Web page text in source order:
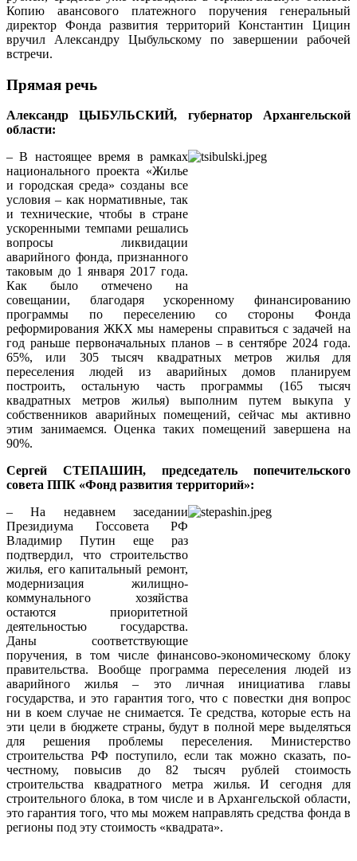
Копию авансового платежного поручения генеральный
директор Фонда развития территорий Константин Цицин
вручил Александру Цыбульскому по завершении рабочей
встречи.
Прямая речь
Александр ЦЫБУЛЬСКИЙ, губернатор Архангельской
области:
– В настоящее время в рамках
национального проекта «Жилье
и городская среда» созданы все
условия – как нормативные, так
и технические, чтобы в стране
ускоренными темпами решались
вопросы ликвидации
аварийного фонда, признанного
таковым до 1 января 2017 года.
Как было отмечено на
совещании, благодаря ускоренному финансированию
программы по переселению со стороны Фонда
реформирования ЖКХ мы намерены справиться с задачей на
год раньше первоначальных планов – в сентябре 2024 года.
65%, или 305 тысяч квадратных метров жилья для
переселения людей из аварийных домов планируем
построить, остальную часть программы (165 тысяч
квадратных метров жилья) выполним путем выкупа у
собственников аварийных помещений, сейчас мы активно
этим занимаемся. Оценка таких помещений завершена на
90%.
Сергей СТЕПАШИН, председатель попечительского
совета ППК «Фонд развития территорий»:
– На недавнем заседании
Президиума Госсовета РФ
Владимир Путин еще раз
подтвердил, что строительство
жилья, его капитальный ремонт,
модернизация жилищно-
коммунального хозяйства
остаются приоритетной
деятельностью государства.
Даны соответствующие
поручения, в том числе финансово-экономическому блоку
правительства. Вообще программа переселения людей из
аварийного жилья – это личная инициатива главы
государства, и это гарантия того, что с повестки дня вопрос
ни в коем случае не снимается. Те средства, которые есть на
эти цели в бюджете страны, будут в полной мере выделяться
для решения проблемы переселения. Министерство
строительства РФ поступило, если так можно сказать, по-
честному, повысив до 82 тысяч рублей стоимость
строительства квадратного метра жилья. И сегодня для
строительного блока, в том числе и в Архангельской области,
это гарантия того, что мы можем направлять средства фонда в
регионы под эту стоимость «квадрата».